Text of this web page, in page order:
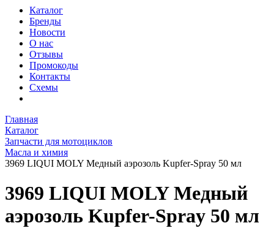
Каталог
Бренды
Новости
О нас
Отзывы
Промокоды
Контакты
Схемы
Главная
Каталог
Запчасти для мотоциклов
Масла и химия
3969 LIQUI MOLY Медный аэрозоль Kupfer-Spray 50 мл
3969 LIQUI MOLY Медный
аэрозоль Kupfer-Spray 50 мл